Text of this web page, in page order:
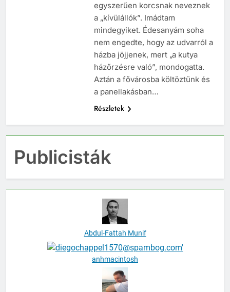
egyszerűen korcsnak neveznek
a „kívülállók”. Imádtam
mindegyiket. Édesanyám soha
nem engedte, hogy az udvarról a
házba jöjjenek, mert „a kutya
házőrzésre való”, mondogatta.
Aztán a fővárosba költöztünk és
a panellakásban…
Részletek
Publicisták
Abdul-Fattah Munif
anhmacintosh